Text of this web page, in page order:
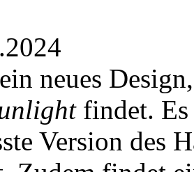
neues
findet. Es
Version des